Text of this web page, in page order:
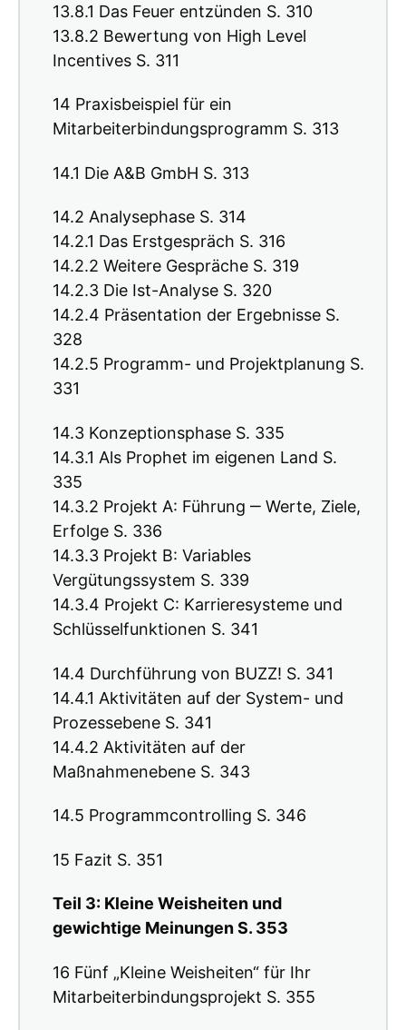
13.8.1 Das Feuer entzünden S. 310
13.8.2 Bewertung von High Level
Incentives S. 311
14 Praxisbeispiel für ein
Mitarbeiterbindungsprogramm S. 313
14.1 Die A&B GmbH S. 313
14.2 Analysephase S. 314
14.2.1 Das Erstgespräch S. 316
14.2.2 Weitere Gespräche S. 319
14.2.3 Die Ist-Analyse S. 320
14.2.4 Präsentation der Ergebnisse S.
328
14.2.5 Programm- und Projektplanung S.
331
14.3 Konzeptionsphase S. 335
14.3.1 Als Prophet im eigenen Land S.
335
14.3.2 Projekt A: Führung ‒ Werte, Ziele,
Erfolge S. 336
14.3.3 Projekt B: Variables
Vergütungssystem S. 339
14.3.4 Projekt C: Karrieresysteme und
Schlüsselfunktionen S. 341
14.4 Durchführung von BUZZ! S. 341
14.4.1 Aktivitäten auf der System- und
Prozessebene S. 341
14.4.2 Aktivitäten auf der
Maßnahmenebene S. 343
14.5 Programmcontrolling S. 346
15 Fazit S. 351
Teil 3: Kleine Weisheiten und
gewichtige Meinungen S. 353
16 Fünf „Kleine Weisheiten“ für Ihr
Mitarbeiterbindungsprojekt S. 355